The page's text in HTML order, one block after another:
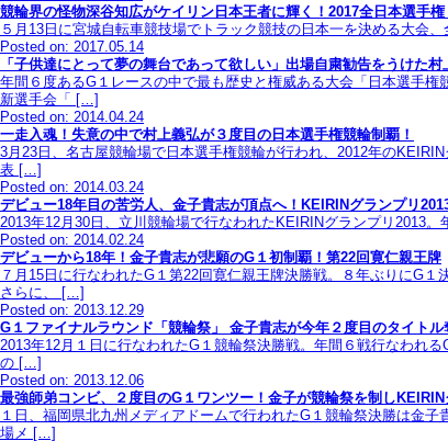
競輪界の怪物深谷知広がケイリン日本王者に輝く！2017全日本選手権
５月13日に宮城自転車競技場でトラック競技の日本一を決める大会
Posted on: 2017.05.14
「子供達にとって夢の舞台であって欲しい」出場自粛勧告をうけた
年間６度あるG１レースの中で最も歴史と権威ある大会「日本選手
新選手会「 […]
Posted on: 2014.04.24
一走入魂！失意の中で村上義弘が３度目の日本選手権競輪制覇！
3月23日、名古屋競輪場で日本選手権競輪が行われ、2012年の
表 […]
Posted on: 2014.03.24
デビュー18年目の苦労人、金子貴志が頂点へ！KEIRINグランプリ
2013年12月30日、立川競輪場で行なわれたKEIRINグランプリ2013
Posted on: 2014.02.24
デビューから18年！金子貴志が悲願のG１初制覇！第22回寛仁親王牌
７月15日に行なわれたG１第22回寛仁親王牌決勝戦。８年ぶりにG
さらに、 […]
Posted on: 2013.12.29
G１ファイナルラウンド「競輪祭」 金子貴志が今年２度目のタイトル
2013年12月１日に行なわれたG１競輪祭決勝戦。年間６戦行なわれ
の […]
Posted on: 2013.12.06
最強師弟コンビ、２度目のG１ワンツー！金子が競輪祭を制し
１日、福岡県北九州メディアドームで行われたG１競輪祭決勝は金
場メ […]